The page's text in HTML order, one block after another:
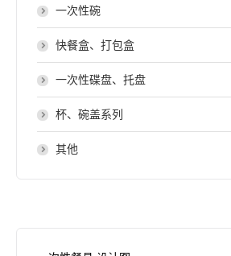
一次性碗
快餐盒、打包盒
一次性碟盘、托盘
杯、碗盖系列
其他